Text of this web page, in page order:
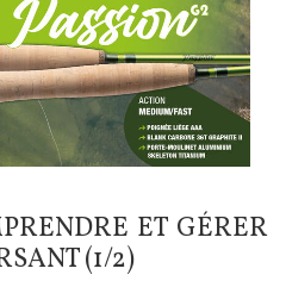
ET GÉRER
(1/2)